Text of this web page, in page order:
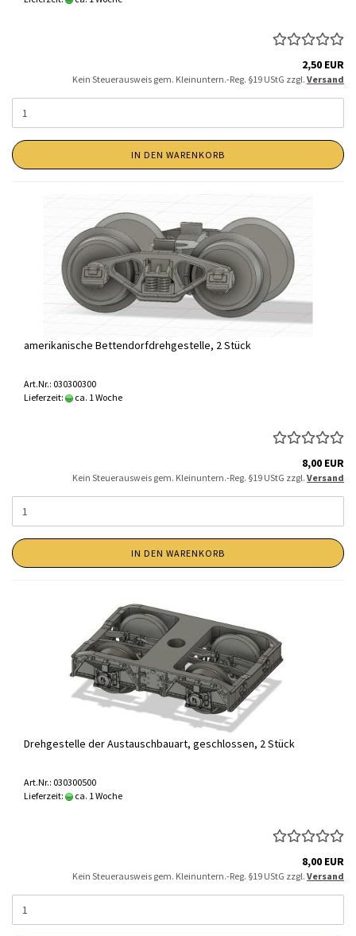
2,50 EUR
Kein Steuerausweis gem. Kleinuntern.-Reg. §19 UStG zzgl. Versand
IN DEN WARENKORB
amerikanische Bettendorfdrehgestelle, 2 Stück
Art.Nr.: 030300300
Lieferzeit:
ca. 1 Woche
8,00 EUR
Kein Steuerausweis gem. Kleinuntern.-Reg. §19 UStG zzgl. Versand
IN DEN WARENKORB
Drehgestelle der Austauschbauart, geschlossen, 2 Stück
Art.Nr.: 030300500
Lieferzeit:
ca. 1 Woche
8,00 EUR
Kein Steuerausweis gem. Kleinuntern.-Reg. §19 UStG zzgl. Versand